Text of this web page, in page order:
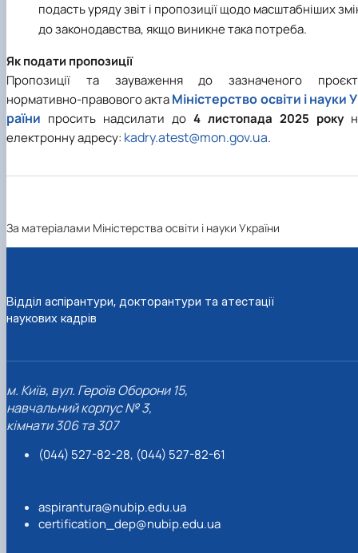
подасть уряду звіт і пропозиції щодо масштабніших
до законодавства, якщо виникне така потреба.
Як подати пропозиції
Пропозиції та зауваження до зазначеного
нормативно-правового актаМіністерство освіти і науки
раїни просить надсилати до 4 листопада 2025 року
електронну адресу: kadry.atest@mon.gov.ua.
За матеріалами Міністерства освіти і науки України
Відділ аспірантури, докторантури та атестації
наукових кадрів
м. Київ, вул. Героїв Оборони 15,
навчальний корпус № 3,
кімнати 306 та 307
(044) 527-82-28, (044) 527-82-61
aspirantura@nubip.edu.ua
certification_dep@nubip.edu.ua